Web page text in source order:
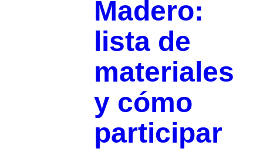
Madero:
lista de
materiales
y cómo
participar